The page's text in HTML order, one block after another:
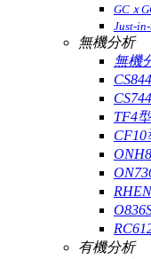
GCｘ
Just-
無機分析
無機
TF4型
CF10
有機分析